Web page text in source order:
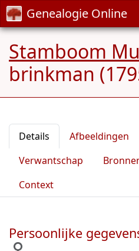
Genealogie Online
Stamboom
brinkman
Details Afbeeldingen
Verwantschap
Context
Persoonlijke